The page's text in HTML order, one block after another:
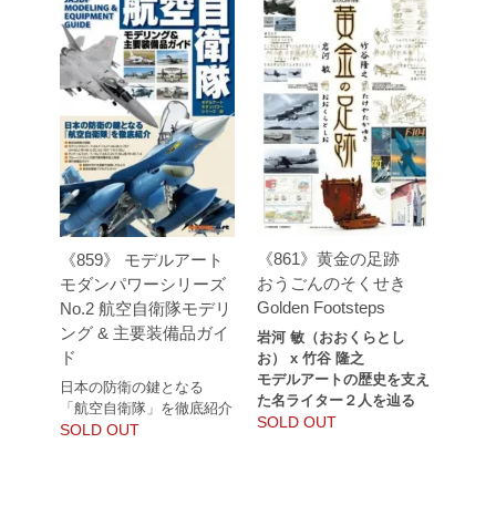
《859》 モデルアート
モダンパワーシリーズ
No.2 航空自衛隊モデリ
ング & 主要装備品ガイ
ド
日本の防衛の鍵となる
「航空自衛隊」を徹底紹介
SOLD OUT
《861》黄金の足跡
おうごんのそくせき
Golden Footsteps
岩河 敏（おおくらとし
お） x 竹谷 隆之
モデルアートの歴史を支え
た名ライター２人を辿る
SOLD OUT